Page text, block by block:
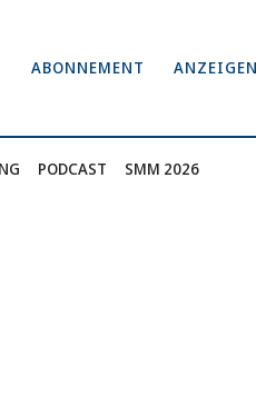
ABONNEMENT ANZEIGEN
PODCAST SMM 2026